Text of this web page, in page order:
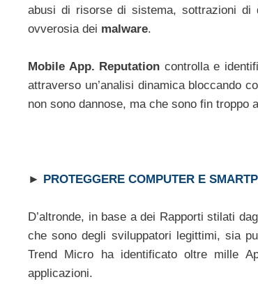
abusi di risorse di sistema, sottrazioni di
ovverosia dei malware.
Mobile App. Reputation controlla e
attraverso un’analisi dinamica bloccando
non sono dannose, ma che sono fin troppo
► PROTEGGERE COMPUTER E
D’altronde, in base a dei Rapporti stilati
che sono degli sviluppatori legittimi, sia
Trend Micro ha identificato oltre mille
applicazioni.